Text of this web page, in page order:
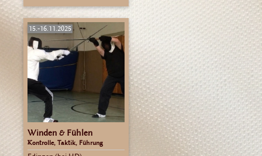
15.-16.11.2025
Winden & Fühlen
Kontrolle, Taktik, Führung